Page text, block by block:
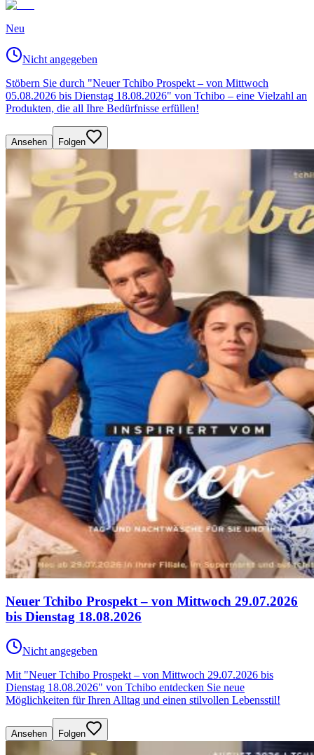
Neu
Nicht angegeben
Stöbern Sie durch "Neuer Tchibo Prospekt – von Mittwoch
05.08.2026 bis Dienstag 18.08.2026" von Tchibo – eine Vielzahl an
Produkten, die all Ihre Bedürfnisse erfüllen!
Ansehen Folgen
Neuer Tchibo Prospekt – von Mittwoch 29.07.2026
bis Dienstag 18.08.2026
Nicht angegeben
Mit "Neuer Tchibo Prospekt – von Mittwoch 29.07.2026 bis
Dienstag 18.08.2026" von Tchibo entdecken Sie neue
Möglichkeiten für Ihren Alltag und einen stilvollen Lebensstil!
Ansehen Folgen